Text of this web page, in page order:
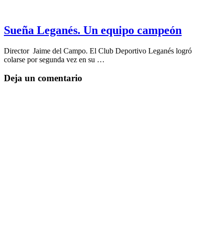
Sueña Leganés. Un equipo campeón
Director Jaime del Campo. El Club Deportivo Leganés logró
colarse por segunda vez en su …
Deja un comentario